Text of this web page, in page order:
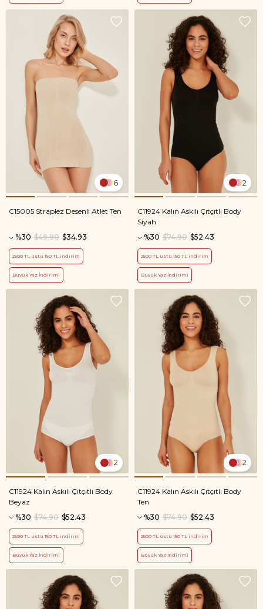
6
C15005 Straplez Desenli Atlet Ten
%30 $34.93
$49.90
2500 TL üstü 150 TL indirim
Büyük Yaz İndirimi
2
C11924 Kalın Askılı Çıtçıtlı Body
Siyah
%30
$52.43
$74.90
2500 TL üstü 150 TL indirim
Büyük Yaz İndirimi
2
C11924 Kalın Askılı Çıtçıtlı Body
Beyaz
%30
$52.43
$74.90
2500 TL üstü 150 TL indirim
Büyük Yaz İndirimi
2
C11924 Kalın Askılı Çıtçıtlı Body
Ten
%30
$52.43
$74.90
2500 TL üstü 150 TL indirim
Büyük Yaz İndirimi